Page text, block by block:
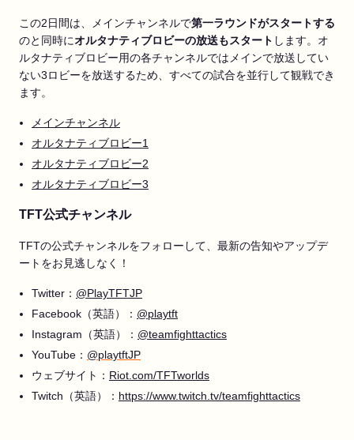
この2日間は、メインチャンネルで第一ラウンドがスタートする
のと同時にオルタナティブロビーの放送もスタート します。オ
ルタナティブロビー用の各チャンネルではメインで放送してい
ない3ロビーを放送するため、すべての試合を並行して観戦でき
ます。
メインチャンネル
オルタナティブロビー1
オルタナティブロビー2
オルタナティブロビー3
TFT公式チャンネル
TFTの公式チャンネルをフォローして、最新の告知やアップデ
ートをお見逃しなく！
Twitter： @PlayTFTJP
Facebook（英語）： @playtft
Instagram（英語）： @teamfighttactics
YouTube： @playtftJP
ウェブサイト： Riot.com/TFTworlds
Twitch（英語）： https://www.twitch.tv/teamfighttactics